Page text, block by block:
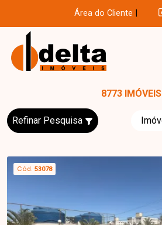
Área do Cliente
8773 IMÓVEIS
Refinar Pesquisa
Cód. 53078